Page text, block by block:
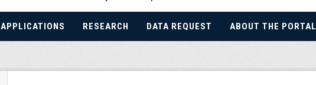
APPLICATIONS RESEARCH DATA REQUEST ABOUT THE PORTAL